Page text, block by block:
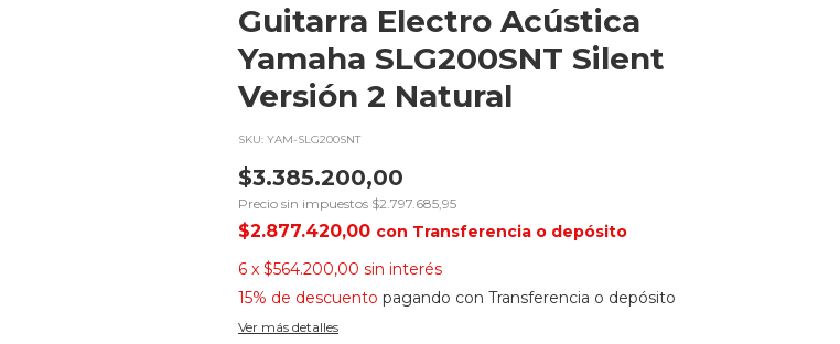
Guitarra Electro Acústica
Yamaha SLG200SNT Silent
Versión 2 Natural
SKU: YAM-SLG200SNT
$3.385.200,00
Precio sin impuestos $2.797.685,95
$2.877.420,00 con Transferencia o depósito
6 x $564.200,00 sin interés
15% de descuento pagando con Transferencia o depósito
Ver más detalles